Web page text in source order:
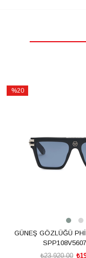
%20
GÜNEŞ GÖZLÜĞÜ
₺23.920,00